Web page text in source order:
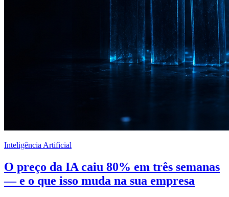
Inteligência Artificial
O preço da IA caiu 80% em três semanas
— e o que isso muda na sua empresa